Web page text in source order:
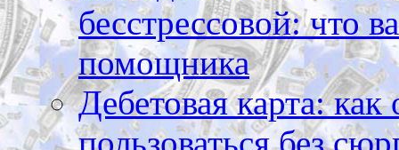
бесстрессовой: что
помощника
Дебетовая карта: